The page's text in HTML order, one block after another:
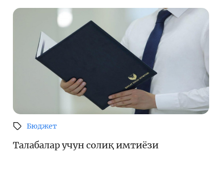
Бюджет
Талабалар учун солиқ имтиёзи